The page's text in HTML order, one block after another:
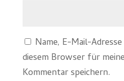
Name, E-Mail-
diesem Browser für
Kommentar speichern.